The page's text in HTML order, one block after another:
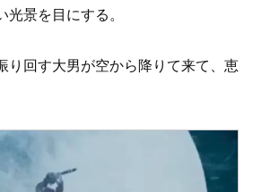
光景を目にする。
り回す大男が空から降りて来て、恵